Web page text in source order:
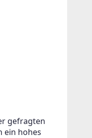
gefragten
ein hohes